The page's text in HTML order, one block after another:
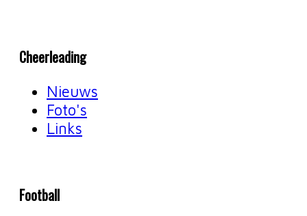
Cheerleading
Nieuws
Foto's
Links
Football